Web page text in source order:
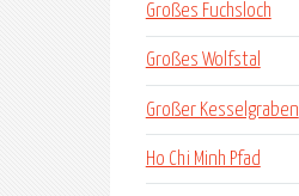
Großes Fuchsloch
Großes Wolfstal
Großer Kesselgraben
Ho Chi Minh Pfad